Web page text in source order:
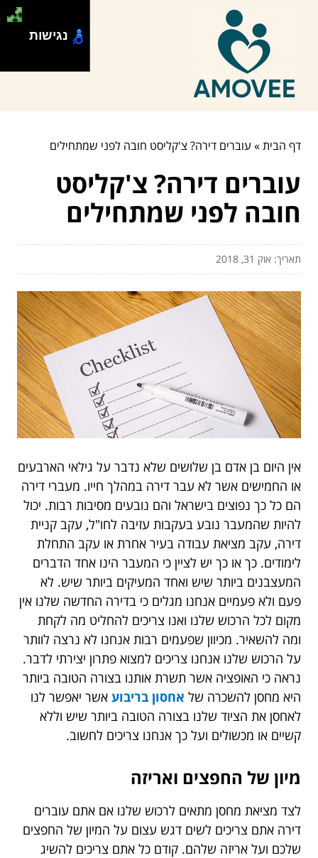
דף הבית» עוברים דירה? צ'קליסט חובה לפני שמתחילים
עוברים דירה? צ'קליסט
חובה לפני שמתחילים
תאריך: אוק 31, 2018
אין היום בן אדם בן שלושים שלא נדבר על גילאי הארבעים
או החמישים אשר לא עבר דירה במהלך חייו. מעברי דירה
הם כל כך נפוצים בישראל והם נובעים מסיבות רבות. יכול
להיות שהמעבר נובע בעקבות עזיבה לחו"ל, עקב קניית
דירה, עקב מציאת עבודה בעיר אחרת או עקב התחלת
לימודים. כך או כך יש לציין כי המעבר הינו אחד הדברים
המעצבנים ביותר שיש ואחד המעיקים ביותר שיש. לא
פעם ולא פעמיים אנחנו מגלים כי בדירה החדשה שלנו אין
מקום לכל הרכוש שלנו ואנו צריכים להחליט מה לקחת
ומה להשאיר. מכיוון שפעמים רבות אנחנו לא נרצה לוותר
על הרכוש שלנו אנחנו צריכים למצוא פתרון יצירתי לדבר.
נראה כי האופציה אשר תשרת אותנו בצורה הטובה ביותר
היא מחסן להשכרה של אחסון בריבוע אשר יאפשר לנו
לאחסן את הציוד שלנו בצורה הטובה ביותר שיש וללא
קשיים או מכשולים ועל כך אנחנו צריכים לחשוב.
מיון של החפצים ואריזה
לצד מציאת מחסן מתאים לרכוש שלנו אם אתם עוברים
דירה אתם צריכים לשים דגש עצום על המיון של החפצים
שלכם ועל אריזה שלהם. קודם כל אתם צריכים להשיג
נגישות